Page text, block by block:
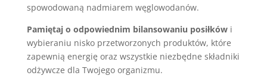
spowodowaną nadmiarem węglowodanów.
Pamiętaj o odpowiednim bilansowaniu posiłkówi
wybieraniu nisko przetworzonych produktów, które
zapewnią energię oraz wszystkie niezbędne składniki
odżywcze dla Twojego organizmu.